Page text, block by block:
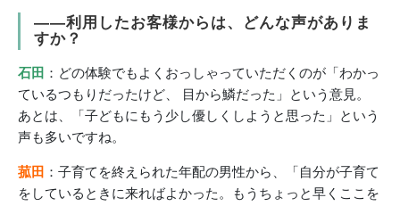
――利用したお客様からは、どんな声がありま
すか？
石田 ：どの体験でもよくおっしゃっていただくのが「わかっ
ているつもりだったけど、 目から鱗だった」という意見。
あとは、「子どもにもう少し優しくしようと思った」という
声も多いですね。
菰田 ：子育てを終えられた年配の男性から、「自分が子育て
をしているときに来ればよかった。もうちょっと早くここを